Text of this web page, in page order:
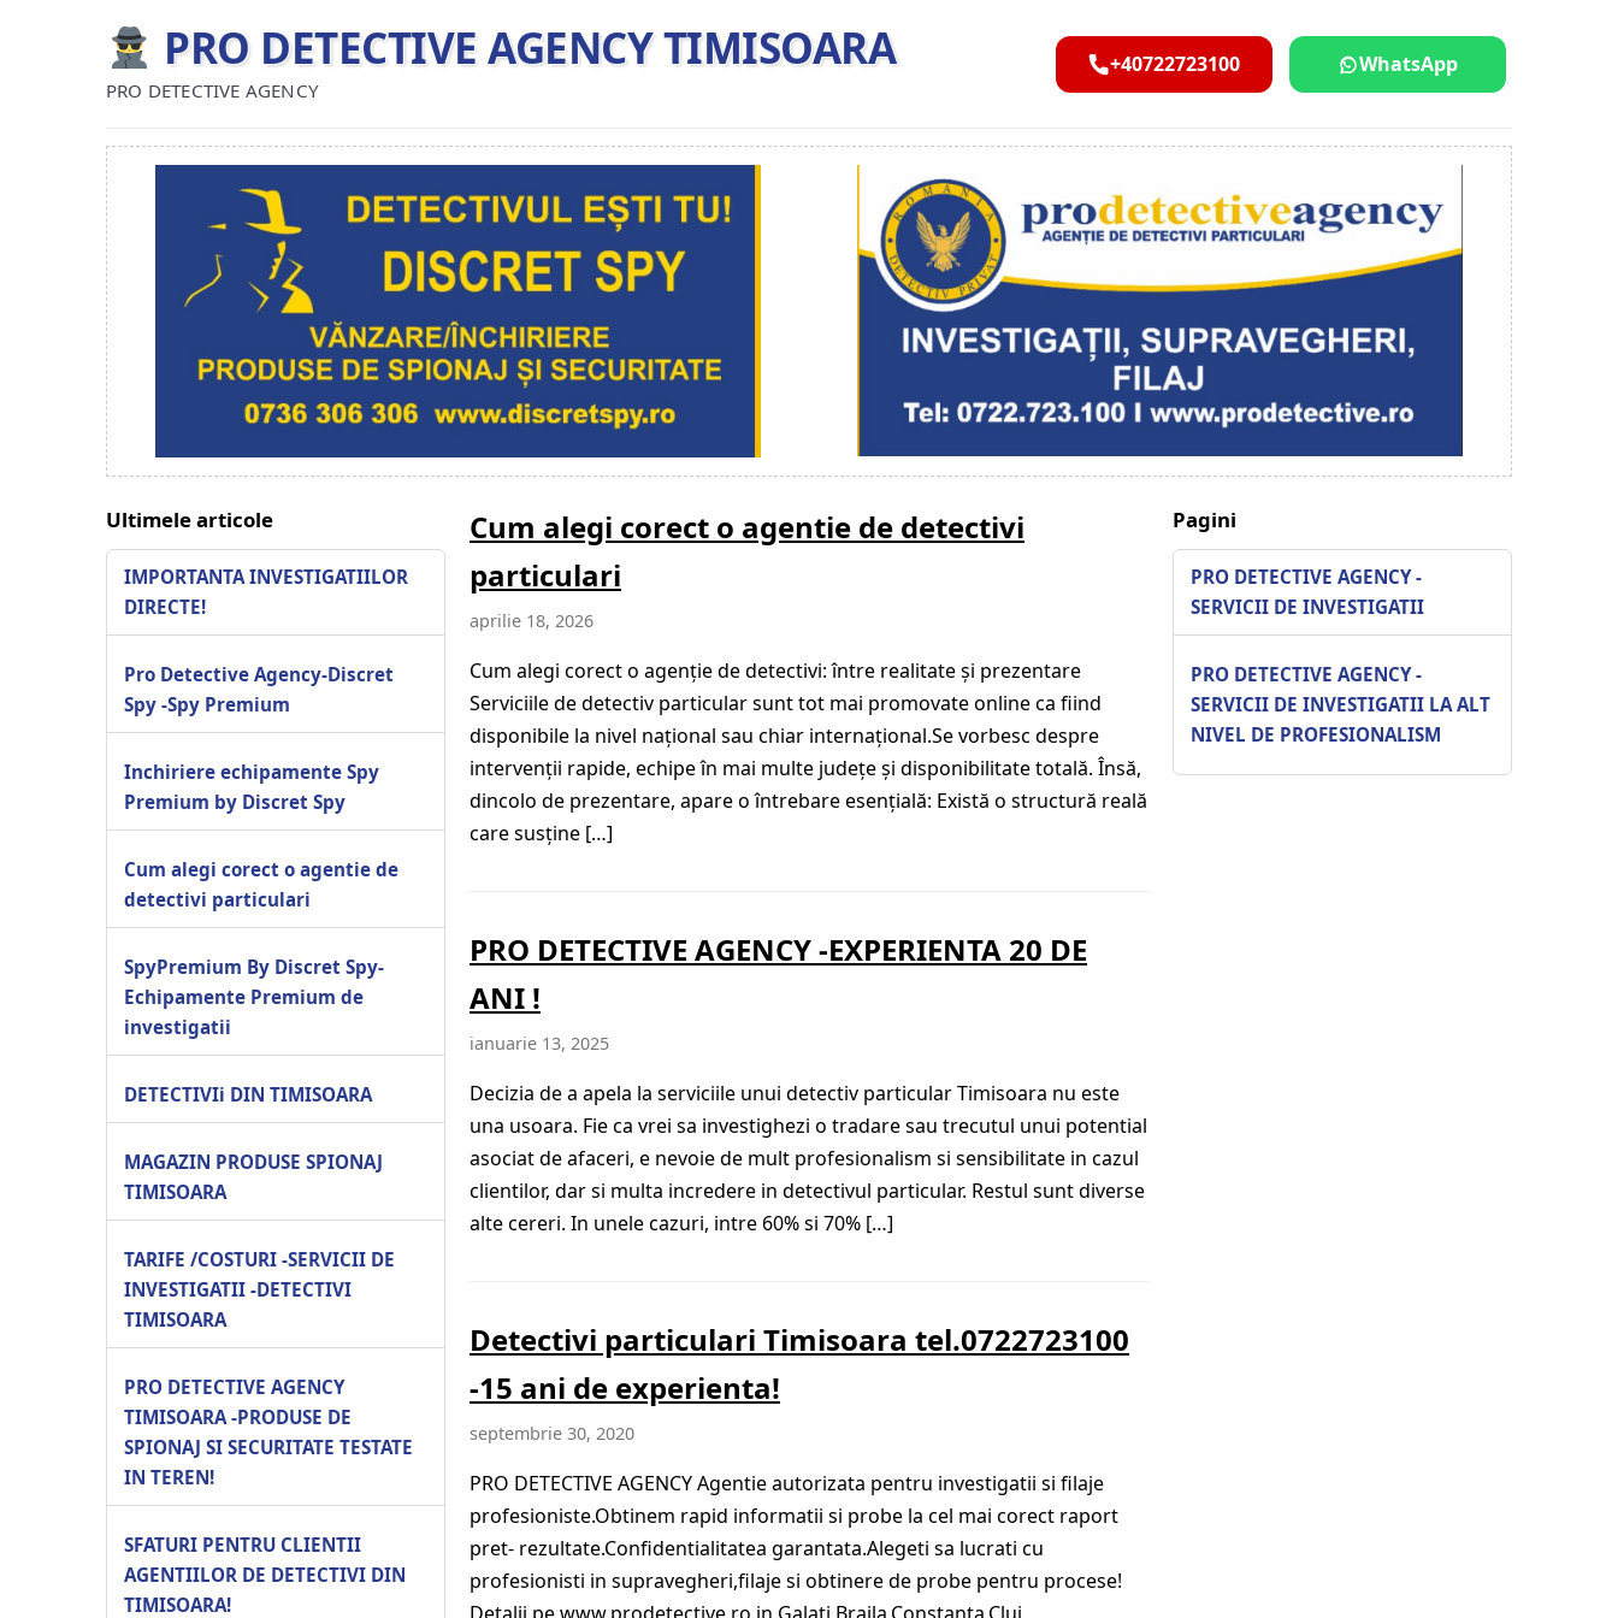
PRO DETECTIVE AGENCY TIMISOARA
PRO DETECTIVE AGENCY
+40722723100 WhatsApp
Ultimele articole
IMPORTANTA INVESTIGATIILOR
DIRECTE!
Pro Detective Agency-Discret
Spy -Spy Premium
Inchiriere echipamente Spy
Premium by Discret Spy
Cum alegi corect o agentie de
detectivi particulari
SpyPremium By Discret Spy-
Echipamente Premium de
investigatii
DETECTIVIi DIN TIMISOARA
MAGAZIN PRODUSE SPIONAJ
TIMISOARA
TARIFE /COSTURI -SERVICII DE
INVESTIGATII -DETECTIVI
TIMISOARA
PRO DETECTIVE AGENCY
TIMISOARA -PRODUSE DE
SPIONAJ SI SECURITATE TESTATE
IN TEREN!
SFATURI PENTRU CLIENTII
AGENTIILOR DE DETECTIVI DIN
TIMISOARA!
Cum alegi corect o agentie de detectivi
particulari
aprilie 18, 2026
Cum alegi corect o agenție de detectivi: între realitate și prezentare
Serviciile de detectiv particular sunt tot mai promovate online ca fiind
disponibile la nivel național sau chiar internațional.Se vorbesc despre
intervenții rapide, echipe în mai multe județe și disponibilitate totală. Însă,
dincolo de prezentare, apare o întrebare esențială: Există o structură reală
care susține […]
PRO DETECTIVE AGENCY -EXPERIENTA 20 DE
ANI !
ianuarie 13, 2025
Decizia de a apela la serviciile unui detectiv particular Timisoara nu este
una usoara. Fie ca vrei sa investighezi o tradare sau trecutul unui potential
asociat de afaceri, e nevoie de mult profesionalism si sensibilitate in cazul
clientilor, dar si multa incredere in detectivul particular. Restul sunt diverse
alte cereri. In unele cazuri, intre 60% si 70% […]
Detectivi particulari Timisoara tel.0722723100
-15 ani de experienta!
septembrie 30, 2020
PRO DETECTIVE AGENCY Agentie autorizata pentru investigatii si filaje
profesioniste.Obtinem rapid informatii si probe la cel mai corect raport
pret- rezultate.Confidentialitatea garantata.Alegeti sa lucrati cu
profesionisti in supravegheri,filaje si obtinere de probe pentru procese!
Pagini
PRO DETECTIVE AGENCY -
SERVICII DE INVESTIGATII
PRO DETECTIVE AGENCY -
SERVICII DE INVESTIGATII LA ALT
NIVEL DE PROFESIONALISM